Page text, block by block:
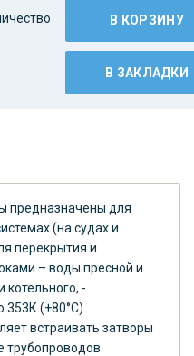
В КОРЗИНУ
В ЗАКЛАДКИ
предназначены для
(на судах и
перекрытия и
– воды пресной и
котельного, -
353К (+80°С).
встраивать затворы
трубопроводов.